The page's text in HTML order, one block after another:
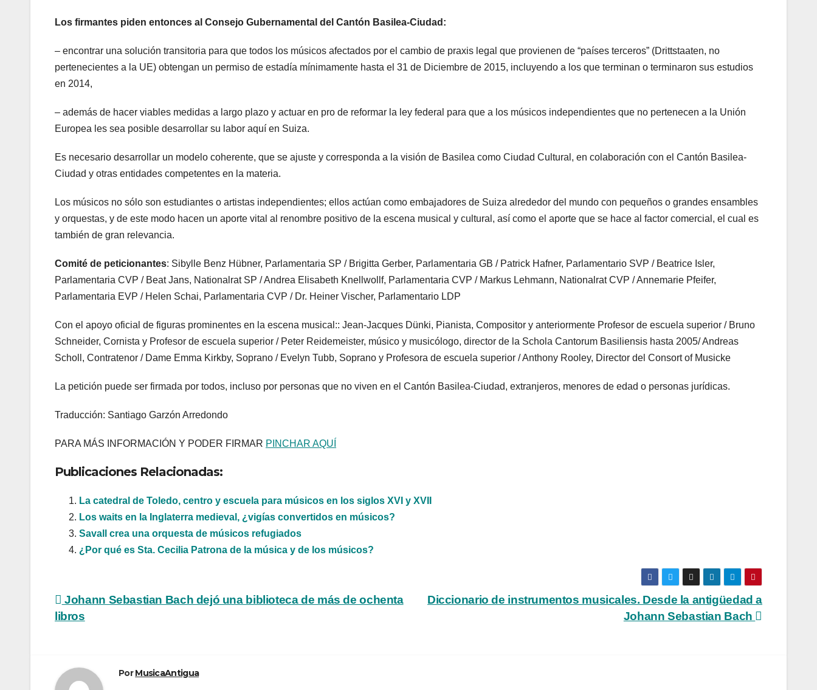
Los firmantes piden entonces al Consejo Gubernamental del Cantón Basilea-Ciudad:
– encontrar una solución transitoria para que todos los músicos afectados por el cambio de praxis legal que provienen de “países terceros” (Drittstaaten, no
pertenecientes a la UE) obtengan un permiso de estadía mínimamente hasta el 31 de Diciembre de 2015, incluyendo a los que terminan o terminaron sus estudios
en 2014,
– además de hacer viables medidas a largo plazo y actuar en pro de reformar la ley federal para que a los músicos independientes que no pertenecen a la Unión
Europea les sea posible desarrollar su labor aquí en Suiza.
Es necesario desarrollar un modelo coherente, que se ajuste y corresponda a la visión de Basilea como Ciudad Cultural, en colaboración con el Cantón Basilea-
Ciudad y otras entidades competentes en la materia.
Los músicos no sólo son estudiantes o artistas independientes; ellos actúan como embajadores de Suiza alrededor del mundo con pequeños o grandes ensambles
y orquestas, y de este modo hacen un aporte vital al renombre positivo de la escena musical y cultural, así como el aporte que se hace al factor comercial, el cual es
también de gran relevancia.
Comité de peticionantes: Sibylle Benz Hübner, Parlamentaria SP / Brigitta Gerber, Parlamentaria GB / Patrick Hafner, Parlamentario SVP / Beatrice Isler,
Parlamentaria CVP / Beat Jans, Nationalrat SP / Andrea Elisabeth Knellwollf, Parlamentaria CVP / Markus Lehmann, Nationalrat CVP / Annemarie Pfeifer,
Parlamentaria EVP / Helen Schai, Parlamentaria CVP / Dr. Heiner Vischer, Parlamentario LDP
Con el apoyo oficial de figuras prominentes en la escena musical:: Jean-­Jacques Dünki, Pianista, Compositor y anteriormente Profesor de escuela superior / Bruno
Schneider, Cornista y Profesor de escuela superior / Peter Reidemeister, músico y musicólogo, director de la Schola Cantorum Basiliensis hasta 2005/ Andreas
Scholl, Contratenor / Dame Emma Kirkby, Soprano / Evelyn Tubb, Soprano y Profesora de escuela superior / Anthony Rooley, Director del Consort of Musicke
La petición puede ser firmada por todos, incluso por personas que no viven en el Cantón Basilea-Ciudad, extranjeros, menores de edad o personas jurídicas.
Traducción: Santiago Garzón Arredondo
PARA MÁS INFORMACIÓN Y PODER FIRMAR PINCHAR AQUÍ
Publicaciones Relacionadas:
La catedral de Toledo, centro y escuela para músicos en los siglos XVI y XVII
Los waits en la Inglaterra medieval, ¿vigías convertidos en músicos?
Savall crea una orquesta de músicos refugiados
¿Por qué es Sta. Cecilia Patrona de la música y de los músicos?
Navegación
de
Diccionario de instrumentos musicales. Desde la antigüedad a
Johann Sebastian Bach
Johann Sebastian Bach dejó una biblioteca de más de ochenta
libros
PorMusicaAntigua